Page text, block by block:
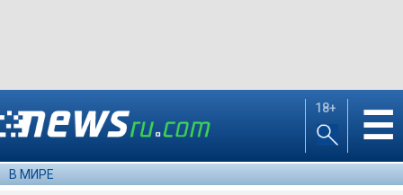
18+ ☰
В МИРЕ